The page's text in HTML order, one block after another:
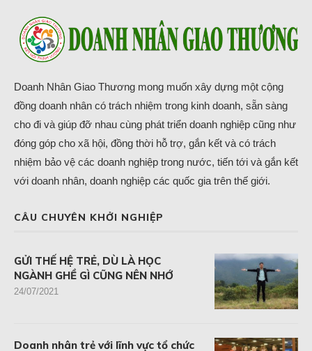
Doanh Nhân Giao Thương mong muốn xây dựng một cộng
đồng doanh nhân có trách nhiệm trong kinh doanh, sẵn sàng
cho đi và giúp đỡ nhau cùng phát triển doanh nghiệp cũng như
đóng góp cho xã hội, đồng thời hỗ trợ, gắn kết và có trách
nhiệm bảo vệ các doanh nghiệp trong nước, tiến tới và gắn kết
với doanh nhân, doanh nghiệp các quốc gia trên thế giới.
CÂU CHUYÊN KHỞI NGHIỆP
GỬI THẾ HỆ TRẺ, DÙ LÀ HỌC
NGÀNH GHỀ GÌ CŨNG NÊN NHỚ
24/07/2021
Doanh nhân trẻ với lĩnh vực tổ chức